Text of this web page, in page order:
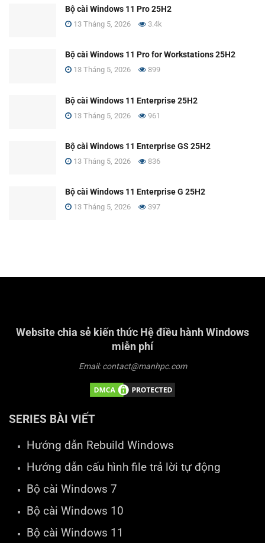
Bộ cài Windows 11 Pro 25H2
13 Tháng 5, 2026 3.4k
Bộ cài Windows 11 Pro for Workstations 25H2
13 Tháng 5, 2026 899
Bộ cài Windows 11 Enterprise 25H2
13 Tháng 5, 2026 961
Bộ cài Windows 11 Enterprise GS 25H2
13 Tháng 5, 2026 836
Bộ cài Windows 11 Enterprise G 25H2
13 Tháng 5, 2026 397
Website chia sẻ kiến thức Hệ điều hành Windows
miễn phí
Email: contact@manhpc.com
SERIES BÀI VIẾT
Hướng dẫn Rebuild Windows
Hướng dẫn cấu hình file trả lời tự động
Bộ cài Windows 7
Bộ cài Windows 10
Bộ cài Windows 11